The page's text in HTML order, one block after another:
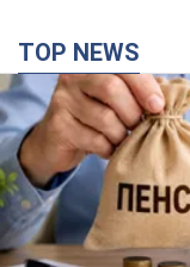
Украинцы
выплаты
денег не
Как пересчитывают
5 годин тому 107,3
ВАКС избрал